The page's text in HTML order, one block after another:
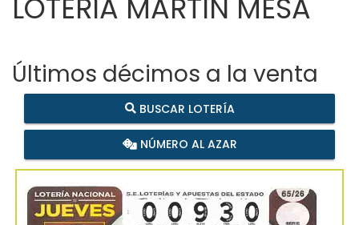
LOTERÍA MARTÍN MESA
Últimos décimos a la venta
BUSCAR LOTERÍA
NÚMERO AL AZAR